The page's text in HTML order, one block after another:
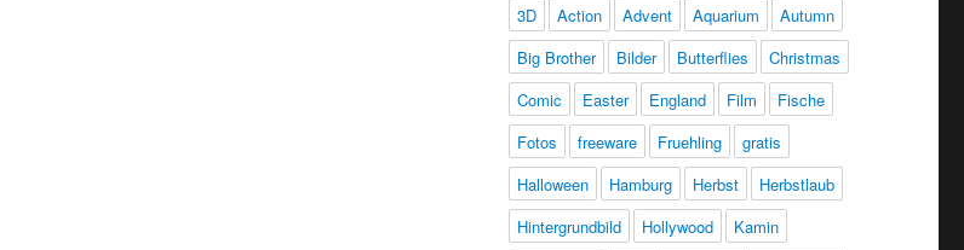
3D Action Advent Aquarium
Autumn
Big Brother
Bilder Butterflies
Christmas
Comic
Easter England Film
Fische
Fotos
freeware Fruehling
gratis
Halloween
Hamburg Herbst
Herbstlaub
Hintergrundbild
Hollywood
Kamin